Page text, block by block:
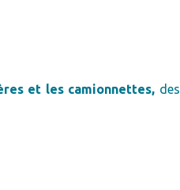
et les camionnettes,